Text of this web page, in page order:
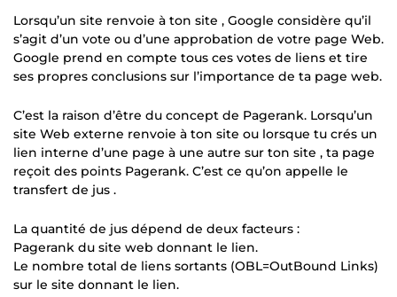
Lorsqu’un site renvoie à ton site , Google considère qu’il
s’agit d’un vote ou d’une approbation de votre page Web.
Google prend en compte tous ces votes de liens et tire
ses propres conclusions sur l’importance de ta page web.
C’est la raison d’être du concept de Pagerank. Lorsqu’un
site Web externe renvoie à ton site ou lorsque tu crés un
lien interne d’une page à une autre sur ton site , ta page
reçoit des points Pagerank. C’est ce qu’on appelle le
transfert de jus .
La quantité de jus dépend de deux facteurs :
Pagerank du site web donnant le lien.
Le nombre total de liens sortants (OBL=OutBound Links)
sur le site donnant le lien.